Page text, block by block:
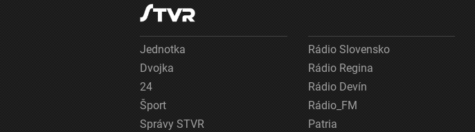
Jednotka
Dvojka
24
Šport
Správy STVR
Rádio Slovensko
Rádio Regina
Rádio Devín
Rádio_FM
Patria